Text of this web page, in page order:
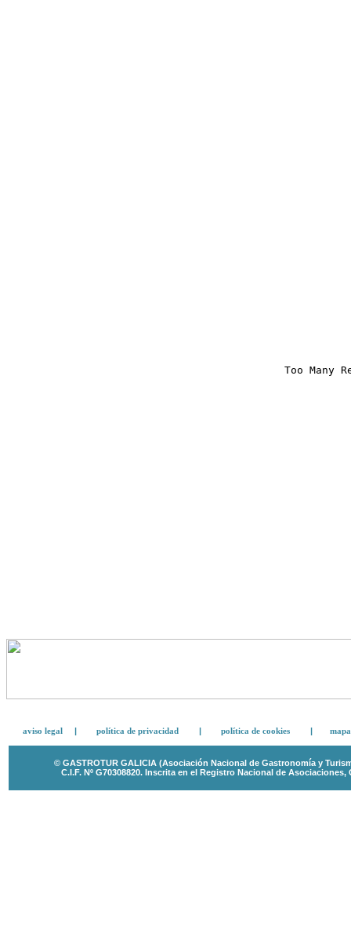
aviso legal | política de privacidad | política de cookies |
© GASTROTUR GALICIA (Asociación Nacional de Gastronomía y
C.I.F. Nº G70308820. Inscrita en el Registro Nacional de Asociaciones,